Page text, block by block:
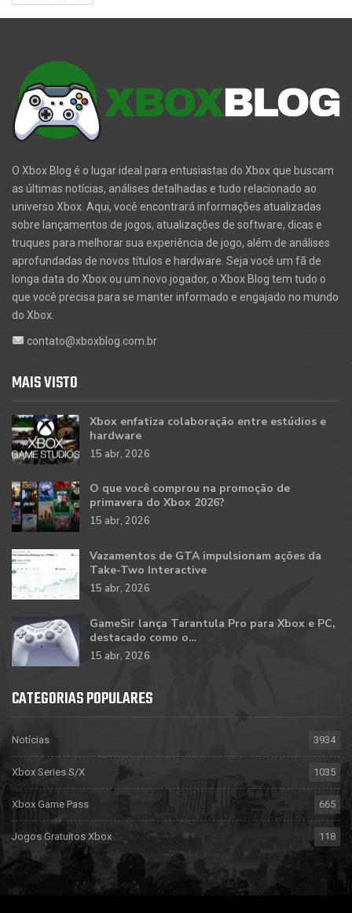
O Xbox Blog é o lugar ideal para entusiastas do Xbox que buscam
as últimas notícias, análises detalhadas e tudo relacionado ao
universo Xbox. Aqui, você encontrará informações atualizadas
sobre lançamentos de jogos, atualizações de software, dicas e
truques para melhorar sua experiência de jogo, além de análises
aprofundadas de novos títulos e hardware. Seja você um fã de
longa data do Xbox ou um novo jogador, o Xbox Blog tem tudo o
que você precisa para se manter informado e engajado no mundo
do Xbox.
contato@xboxblog.com.br
MAIS VISTO
Xbox enfatiza colaboração entre estúdios e
hardware
15 abr, 2026
O que você comprou na promoção de
primavera do Xbox 2026?
15 abr, 2026
Vazamentos de GTA impulsionam ações da
Take-Two Interactive
15 abr, 2026
GameSir lança Tarantula Pro para Xbox e PC,
destacado como o…
15 abr, 2026
CATEGORIAS POPULARES
Notícias 3934
Xbox Series S/X 1035
Xbox Game Pass 665
Jogos Gratuitos Xbox 118